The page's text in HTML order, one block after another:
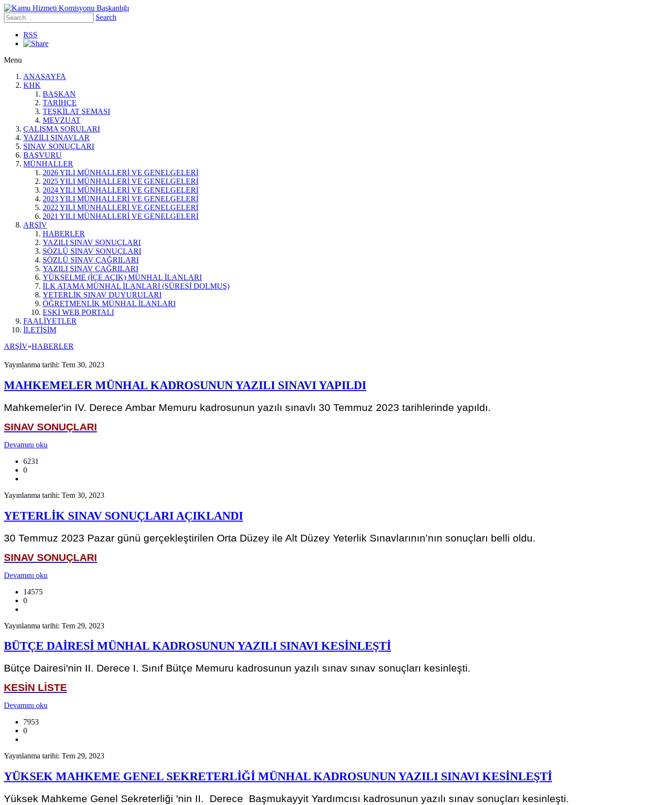
Search
RSS
Menu
ANASAYFA
KHK
BAŞKAN
TARİHÇE
TEŞKİLAT ŞEMASI
MEVZUAT
ÇALIŞMA SORULARI
YAZILI SINAVLAR
SINAV SONUÇLARI
BAŞVURU
MÜNHALLER
2026 YILI MÜNHALLERİ VE GENELGELERİ
2025 YILI MÜNHALLERİ VE GENELGELERİ
2024 YILI MÜNHALLERİ VE GENELGELERİ
2023 YILI MÜNHALLERİ VE GENELGELERİ
2022 YILI MÜNHALLERİ VE GENELGELERİ
2021 YILI MÜNHALLERİ VE GENELGELERİ
ARŞİV
HABERLER
YAZILI SINAV SONUÇLARI
SÖZLÜ SINAV SONUÇLARI
SÖZLÜ SINAV ÇAĞRILARI
YAZILI SINAV ÇAĞRILARI
YÜKSELME (İÇE AÇIK) MÜNHAL İLANLARI
İLK ATAMA MÜNHAL İLANLARI (SÜRESİ DOLMUŞ)
YETERLİK SINAV DUYURULARI
ÖĞRETMENLİK MÜNHAL İLANLARI
ESKİ WEB PORTALI
FAALİYETLER
İLETİŞİM
ARŞİV»HABERLER
Yayınlanma tarihi: Tem 30, 2023
MAHKEMELER MÜNHAL KADROSUNUN YAZILI SINAVI YAPILDI
Mahkemeler'in IV. Derece Ambar Memuru kadrosunun yazılı sınavlı 30 Temmuz 2023 tarihlerinde yapıldı.
SINAV SONUÇLARI
Devamını oku
6231
0
Yayınlanma tarihi: Tem 30, 2023
YETERLİK SINAV SONUÇLARI AÇIKLANDI
30 Temmuz 2023 Pazar günü gerçekleştirilen Orta Düzey ile Alt Düzey Yeterlik Sınavlarının’nın sonuçları belli oldu.
SINAV SONUÇLARI
Devamını oku
14575
0
Yayınlanma tarihi: Tem 29, 2023
BÜTÇE DAİRESİ MÜNHAL KADROSUNUN YAZILI SINAVI KESİNLEŞTİ
Bütçe Dairesi'nin II. Derece I. Sınıf Bütçe Memuru kadrosunun yazılı sınav sınav sonuçları kesinleşti.
KESİN LİSTE
Devamını oku
7953
0
Yayınlanma tarihi: Tem 29, 2023
YÜKSEK MAHKEME GENEL SEKRETERLİĞİ MÜNHAL KADROSUNUN YAZILI SINAVI KESİNLEŞTİ
Yüksek Mahkeme Genel Sekreterliği 'nin II. Derece Başmukayyit Yardımcısı kadrosunun yazılı sınav sonuçları kesinleşti.